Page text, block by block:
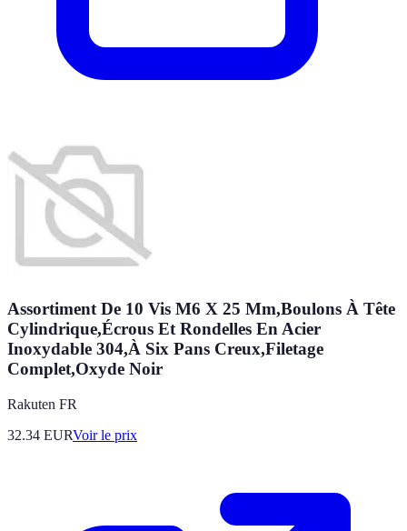
Assortiment De 10 Vis M6 X 25 Mm,Boulons À Tête
Cylindrique,Écrous Et Rondelles En Acier
Inoxydable 304,À Six Pans Creux,Filetage
Complet,Oxyde Noir
Rakuten FR
32.34 EURVoir le prix